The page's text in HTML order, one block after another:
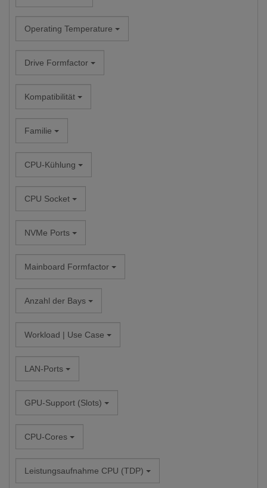
Operating Temperature
Drive Formfactor
Kompatibilität
Familie
CPU-Kühlung
CPU Socket
NVMe Ports
Mainboard Formfactor
Anzahl der Bays
Workload | Use Case
LAN-Ports
GPU-Support (Slots)
CPU-Cores
Leistungsaufnahme CPU (TDP)